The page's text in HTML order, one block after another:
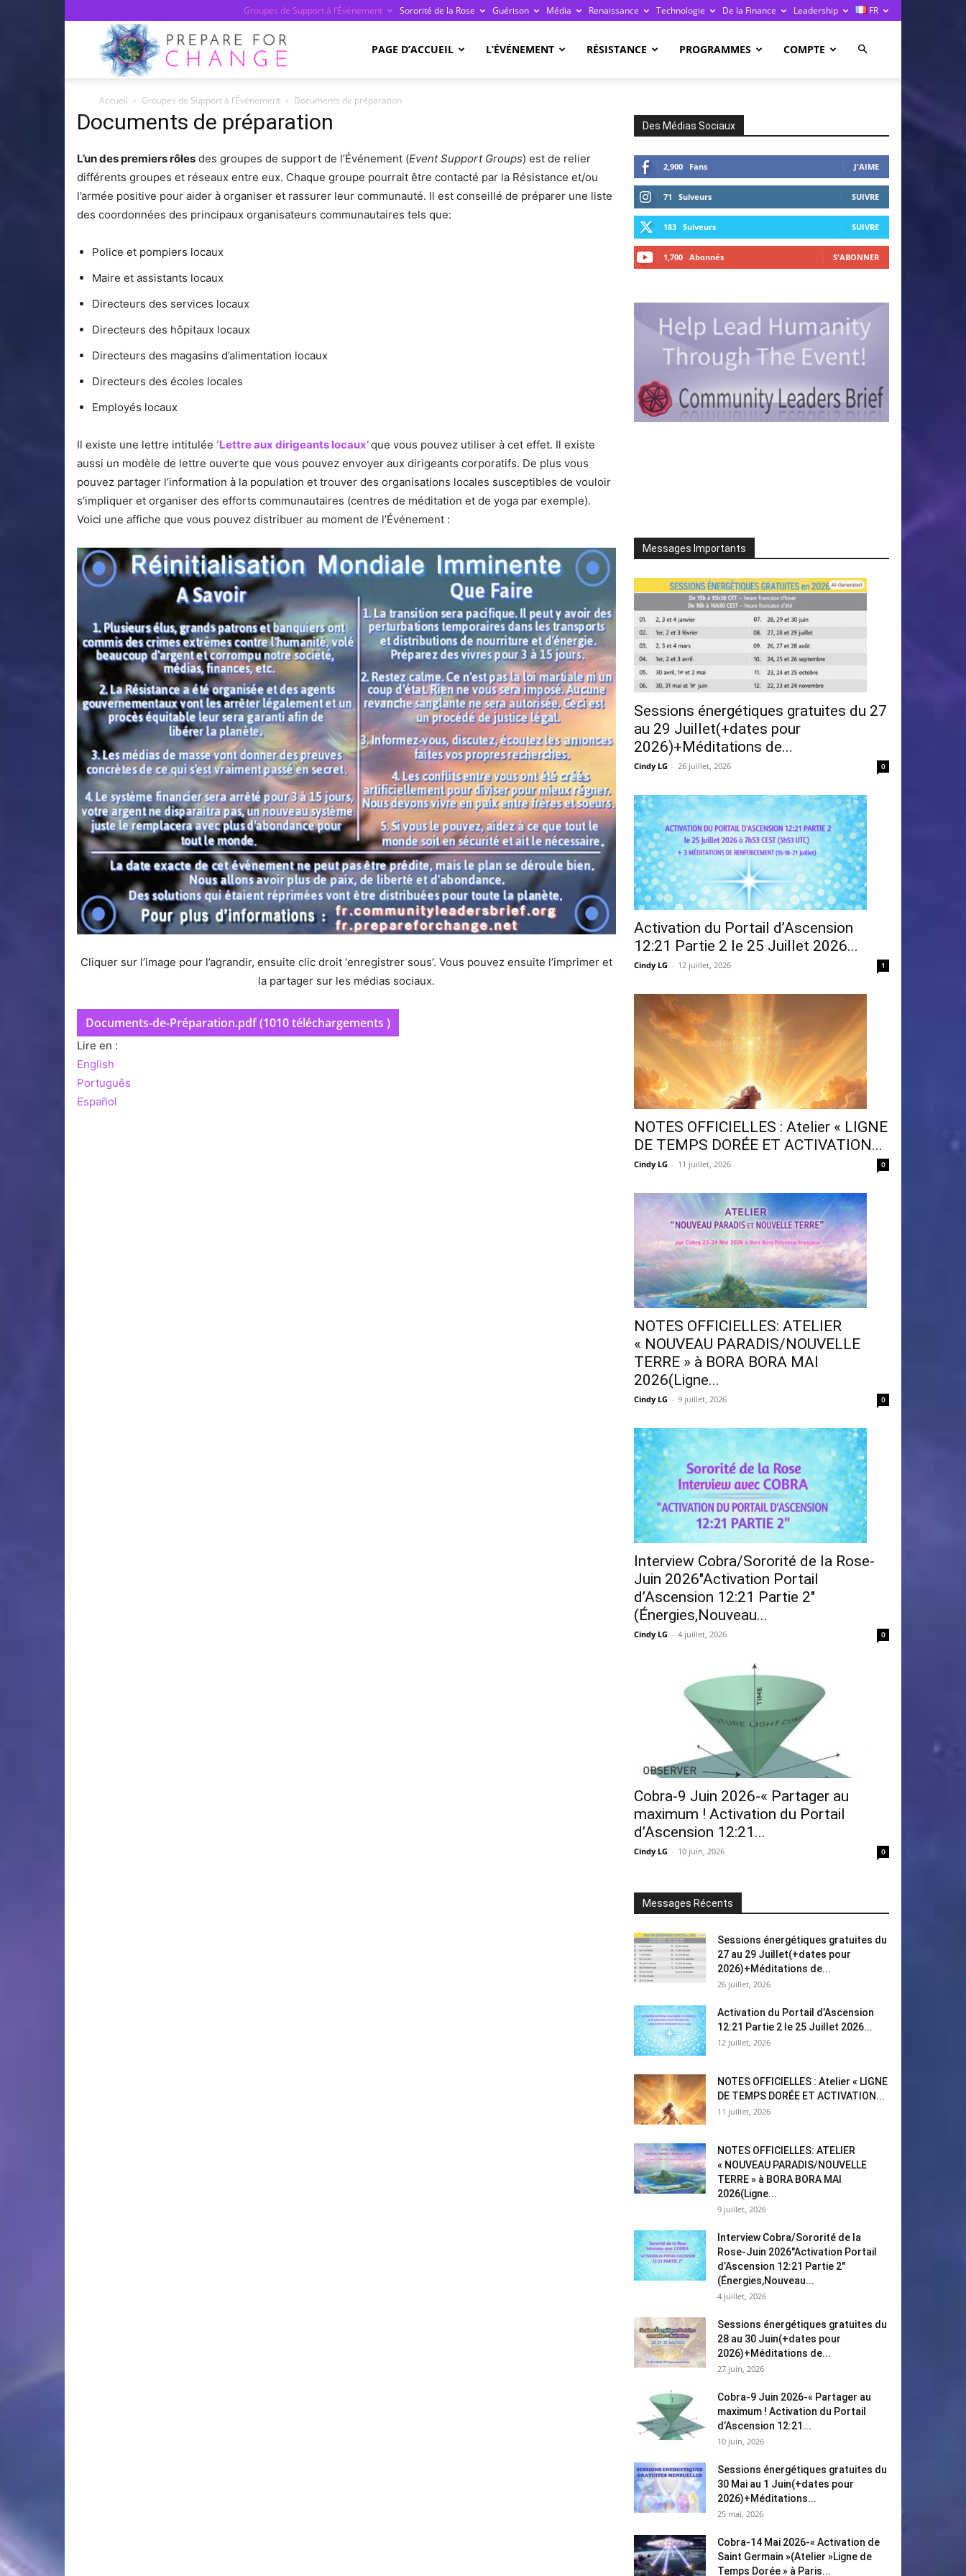
Groupes de Support à l’Événement Sororité de la Rose Guérison Média Renaissance Technologie De la Finance Leadership FR
For
Change
–
PAGE D’ACCUEIL L’ÉVÉNEMENT RÉSISTANCE PROGRAMMES COMPTE
Accueil Groupes de Support à l’Événement Documents de préparation
Documents de préparation
L’un des premiers rôles des groupes de support de l’Événement (Event Support Groups) est de relier
différents groupes et réseaux entre eux. Chaque groupe pourrait être contacté par la Résistance et/ou
l’armée positive pour aider à organiser et rassurer leur communauté. Il est conseillé de préparer une liste
des coordonnées des principaux organisateurs communautaires tels que:
Police et pompiers locaux
Maire et assistants locaux
Directeurs des services locaux
Directeurs des hôpitaux locaux
Directeurs des magasins d’alimentation locaux
Directeurs des écoles locales
Employés locaux
Il existe une lettre intitulée ‘Lettre aux dirigeants locaux’que vous pouvez utiliser à cet effet. Il existe
aussi un modèle de lettre ouverte que vous pouvez envoyer aux dirigeants corporatifs. De plus vous
pouvez partager l’information à la population et trouver des organisations locales susceptibles de vouloir
s’impliquer et organiser des efforts communautaires (centres de méditation et de yoga par exemple).
Voici une affiche que vous pouvez distribuer au moment de l’Événement :
Cliquer sur l’image pour l’agrandir, ensuite clic droit ‘enregistrer sous’. Vous pouvez ensuite l’imprimer et
la partager sur les médias sociaux.
Documents-de-Préparation.pdf (1010 téléchargements )
Lire en :
English
Português
Español
Des Médias Sociaux
2,900 Fans J'AIME
71 Suiveurs SUIVRE
183 Suiveurs SUIVRE
1,700 Abonnés S'ABONNER
Messages Importants
Sessions énergétiques gratuites du 27
au 29 Juillet(+dates pour
2026)+Méditations de...
Cindy LG - 26 juillet, 2026 0
Activation du Portail d’Ascension
12:21 Partie 2 le 25 Juillet 2026...
Cindy LG - 12 juillet, 2026 1
NOTES OFFICIELLES : Atelier « LIGNE
DE TEMPS DORÉE ET ACTIVATION...
Cindy LG - 11 juillet, 2026 0
NOTES OFFICIELLES: ATELIER
« NOUVEAU PARADIS/NOUVELLE
TERRE » à BORA BORA MAI
2026(Ligne...
Cindy LG - 9 juillet, 2026 0
Interview Cobra/Sororité de la Rose-
Juin 2026″Activation Portail
d’Ascension 12:21 Partie 2″
(Énergies,Nouveau...
Cindy LG - 4 juillet, 2026 0
Cobra-9 Juin 2026-« Partager au
maximum ! Activation du Portail
d’Ascension 12:21...
Cindy LG - 10 juin, 2026 0
Messages Récents
Sessions énergétiques gratuites du
27 au 29 Juillet(+dates pour
2026)+Méditations de...
26 juillet, 2026
Activation du Portail d’Ascension
12:21 Partie 2 le 25 Juillet 2026...
12 juillet, 2026
NOTES OFFICIELLES : Atelier « LIGNE
DE TEMPS DORÉE ET ACTIVATION...
11 juillet, 2026
NOTES OFFICIELLES: ATELIER
« NOUVEAU PARADIS/NOUVELLE
TERRE » à BORA BORA MAI
2026(Ligne...
9 juillet, 2026
Interview Cobra/Sororité de la
Rose-Juin 2026″Activation Portail
d’Ascension 12:21 Partie 2″
(Énergies,Nouveau...
4 juillet, 2026
Sessions énergétiques gratuites du
28 au 30 Juin(+dates pour
2026)+Méditations de...
27 juin, 2026
Cobra-9 Juin 2026-« Partager au
maximum ! Activation du Portail
d’Ascension 12:21...
10 juin, 2026
Sessions énergétiques gratuites du
30 Mai au 1 Juin(+dates pour
2026)+Méditations...
25 mai, 2026
Cobra-14 Mai 2026-« Activation de
Saint Germain »(Atelier »Ligne de
Temps Dorée » à Paris...